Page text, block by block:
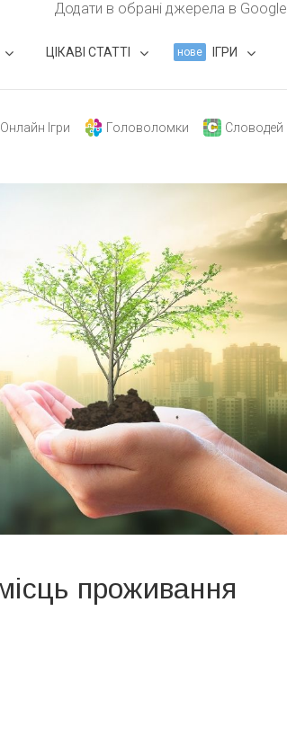
Додати в обрані джерела в Google
ЦІКАВІ СТАТТІ нове ІГРИ
Онлайн Ігри Головоломки Словодей
проживання